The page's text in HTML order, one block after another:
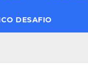
DESAFIO